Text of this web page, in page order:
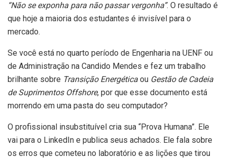
“Não se exponha para não passar vergonha”. O resultado é
que hoje a maioria dos estudantes é invisível para o
mercado.
Se você está no quarto período de Engenharia na UENF ou
de Administração na Candido Mendes e fez um trabalho
brilhante sobre Transição Energética ou Gestão de Cadeia
de Suprimentos Offshore, por que esse documento está
morrendo em uma pasta do seu computador?
O profissional insubstituível cria sua “Prova Humana”. Ele
vai para o LinkedIn e publica seus achados. Ele fala sobre
os erros que cometeu no laboratório e as lições que tirou